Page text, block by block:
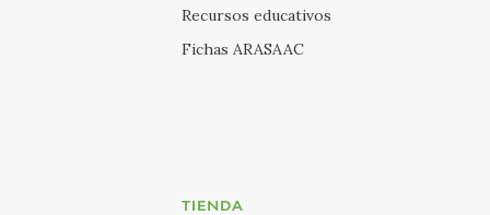
TIENDA
Recursos educativos
Fichas ARASAAC